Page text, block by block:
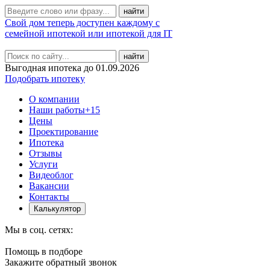
Свой дом теперь доступен каждому с
семейной ипотекой или ипотекой для IT
найти
Выгодная ипотека до 01.09.2026
Подобрать ипотеку
О компании
Наши работы+15
Цены
Проектирование
Ипотека
Отзывы
Услуги
Видеоблог
Вакансии
Контакты
Калькулятор
Мы в соц. сетях:
Помощь в подборе
Закажите обратный звонок